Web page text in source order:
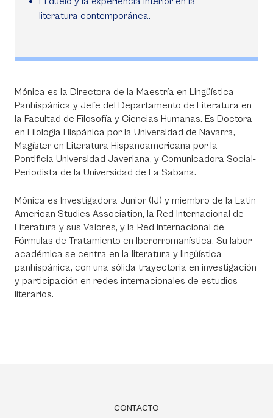
literatura contemporánea.
Mónica es la Directora de la Maestría en Lingüística
Panhispánica y Jefe del Departamento de Literatura en
la Facultad de Filosofía y Ciencias Humanas. Es Doctora
en Filología Hispánica por la Universidad de Navarra,
Magíster en Literatura Hispanoamericana por la
Pontificia Universidad Javeriana, y Comunicadora Social-
Periodista de la Universidad de La Sabana.
Mónica es Investigadora Junior (IJ) y miembro de la Latin
American Studies Association, la Red Internacional de
Literatura y sus Valores, y la Red Internacional de
Fórmulas de Tratamiento en Iberorromanística. Su labor
académica se centra en la literatura y lingüística
panhispánica, con una sólida trayectoria en investigación
y participación en redes internacionales de estudios
literarios.
CONTACTO